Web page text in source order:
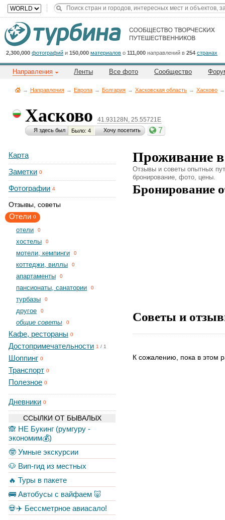
2,300,000 фотографий и 150,000 материалов о 111,000 направлений в 254 странах
Направления Ленты Все фото Сообщество
→ Направления → Европа → Болгария → Хасковская область → Хасково →
Хасково 41.93128N, 25.55721E
Я здесь был Было: 4 Хочу посетить 7
Карта
Заметки 0
Фотографии 4
Отзывы, советы
Отели 0
отели 0
хостелы 0
мотели, кемпинги 0
коттеджи, виллы 0
апартаменты 0
пансионаты, санатории 0
турбазы 0
другое 0
общие советы 0
Кафе, рестораны 0
Достопримечательности 1 / 1
Шоппинг 0
Транспорт 0
Полезное 0
Дневники 0
ССЫЛКИ ОТ БЫВАЛЫХ
🙈 НЕ Букинг (румгуру -
экономим💰)
🤓 Умные экскурсии
🐶 Вип-гид из местных
🔥 Туры в пакете
🚌 Автобусы с вайфаем 🐷
💀✈️ Бессметрное авиасало!
Проживание
Отзывы и советы опытных
бронирование, фото, цены.
Бронирование
Советы и
К сожалению, пока в этом
Cейчас
на
сайте:
Title
Button